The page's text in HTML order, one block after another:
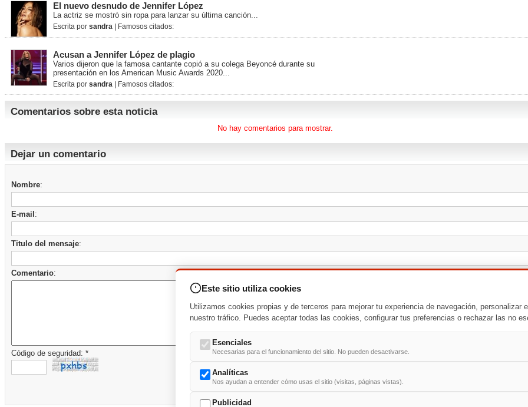
El nuevo desnudo de Jennifer López
La actriz se mostró sin ropa para lanzar su última canción...
Escrita por sandra | Famosos citados:
Acusan a Jennifer López de plagio
Varios dijeron que la famosa cantante copió a su colega Beyoncé durante su
presentación en los American Music Awards 2020...
Escrita por sandra | Famosos citados:
Comentarios sobre esta noticia
No hay comentarios para mostrar.
Dejar un comentario
Nombre:
E-mail :
Titulo del mensaje:
Comentario:
Código de seguridad: *
Este sitio utiliza cookies
Utilizamos cookies propias y de terceros para mejorar tu experiencia de navegación, personalizar
nuestro tráfico. Puedes aceptar todas las cookies, configurar tus preferencias o rechazar las no
Esenciales
Necesarias para el funcionamiento del sitio. No pueden desactivarse.
Analíticas
Nos ayudan a entender cómo usas el sitio (visitas, páginas vistas).
Publicidad